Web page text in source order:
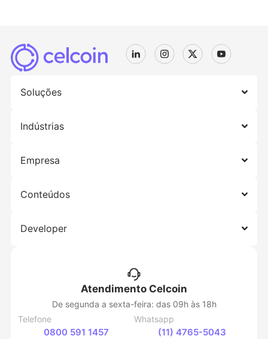
Soluções
Indústrias
Empresa
Conteúdos
Developer
Atendimento Celcoin
De segunda a sexta-feira: das 09h às 18h
Telefone
0800 591 1457
Whatsapp
(11) 4765-5043